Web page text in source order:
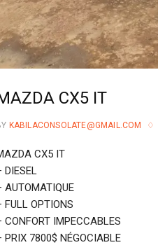
CX5 IT
KABILACONSOLATE@GMAIL.COM
CX5 IT
DIESEL
⁠AUTOMATIQUE
⁠FULL OPTIONS
⁠CONFORT IMPECCABLES
⁠PRIX 7800$ NÉGOCIABLE